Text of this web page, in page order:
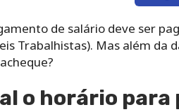
de salário deve ser
Trabalhistas). Mas além
o horário